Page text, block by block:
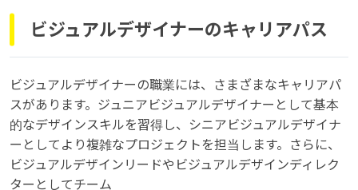
ビジュアルデザイナーのキャリアパス
ビジュアルデザイナーの職業には、さまざまなキャリアパ
スがあります。ジュニアビジュアルデザイナーとして基本
的なデザインスキルを習得し、シニアビジュアルデザイナ
ーとしてより複雑なプロジェクトを担当します。さらに、
ビジュアルデザインリードやビジュアルデザインディレク
ターとしてチーム